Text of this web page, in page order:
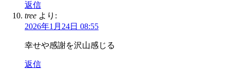
返信
tree より:
2026年1月24日 08:55
幸せや感謝を沢山感じる
返信